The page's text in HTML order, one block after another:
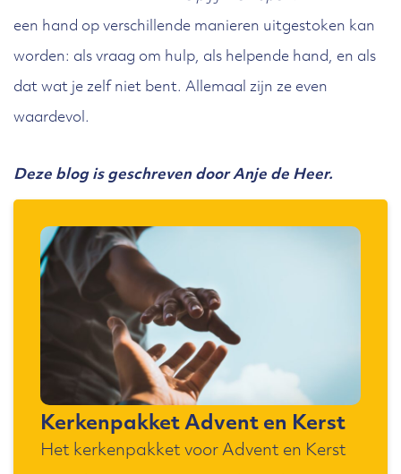
een hand op verschillende manieren uitgestoken kan
worden: als vraag om hulp, als helpende hand, en als
dat wat je zelf niet bent. Allemaal zijn ze even
waardevol.
Deze blog is geschreven door Anje de Heer.
Kerkenpakket Advent en Kerst
Het kerkenpakket voor Advent en Kerst